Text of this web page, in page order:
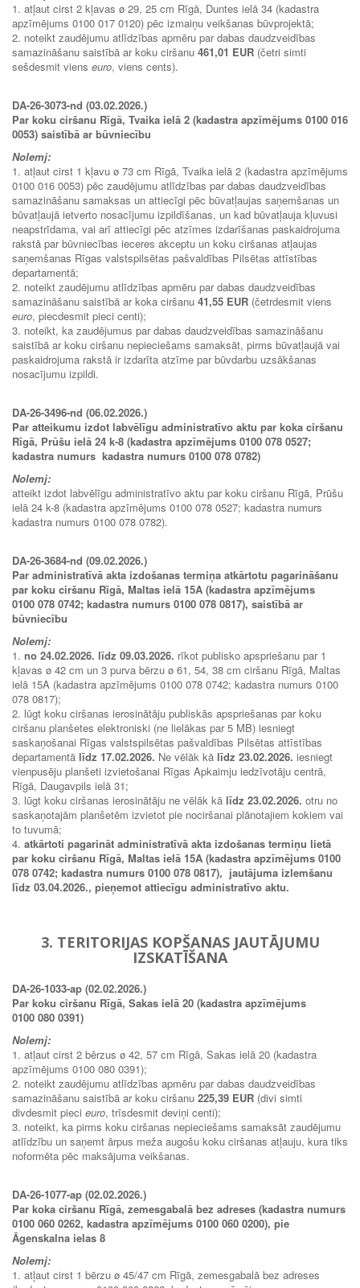
1. atļaut cirst 2 kļavas ø 29, 25 cm Rīgā, Duntes ielā 34 (kadastra
apzīmējums 0100 017 0120) pēc izmaiņu veikšanas būvprojektā;
2. noteikt zaudējumu atlīdzības apmēru par dabas daudzveidības
samazināšanu saistībā ar koku ciršanu 461,01 EUR (četri simti
sešdesmit viens euro, viens cents).
DA-26-3073-nd (03.02.2026.)
Par koku ciršanu Rīgā, Tvaika ielā 2 (kadastra apzīmējums 0100 016
0053) saistībā ar būvniecību
Nolemj:
1. atļaut cirst 1 kļavu ø 73 cm Rīgā, Tvaika ielā 2 (kadastra apzīmējums
0100 016 0053) pēc zaudējumu atlīdzības par dabas daudzveidības
samazināšanu samaksas un attiecīgi pēc būvatļaujas saņemšanas un
būvatļaujā ietverto nosacījumu izpildīšanas, un kad būvatļauja kļuvusi
neapstrīdama, vai arī attiecīgi pēc atzīmes izdarīšanas paskaidrojuma
rakstā par būvniecības ieceres akceptu un koku ciršanas atļaujas
saņemšanas Rīgas valstspilsētas pašvaldības Pilsētas attīstības
departamentā;
2. noteikt zaudējumu atlīdzības apmēru par dabas daudzveidības
samazināšanu saistībā ar koka ciršanu 41,55 EUR (četrdesmit viens
euro, piecdesmit pieci centi);
3. noteikt, ka zaudējumus par dabas daudzveidības samazināšanu
saistībā ar koku ciršanu nepieciešams samaksāt, pirms būvatļaujā vai
paskaidrojuma rakstā ir izdarīta atzīme par būvdarbu uzsākšanas
nosacījumu izpildi.
DA-26-3496-nd (06.02.2026.)
Par atteikumu izdot labvēlīgu administratīvo aktu par koka ciršanu
Rīgā, Prūšu ielā 24 k-8 (kadastra apzīmējums 0100 078 0527;
kadastra numurs kadastra numurs 0100 078 0782)
Nolemj:
atteikt izdot labvēlīgu administratīvo aktu par koku ciršanu Rīgā, Prūšu
ielā 24 k-8 (kadastra apzīmējums 0100 078 0527; kadastra numurs
kadastra numurs 0100 078 0782).
DA-26-3684-nd (09.02.2026.)
Par administratīvā akta izdošanas termiņa atkārtotu pagarināšanu
par koku ciršanu Rīgā, Maltas ielā 15A (kadastra apzīmējums
0100 078 0742; kadastra numurs 0100 078 0817), saistībā ar
būvniecību
Nolemj:
1. no 24.02.2026. līdz 09.03.2026. rīkot publisko apspriešanu par 1
kļavas ø 42 cm un 3 purva bērzu ø 61, 54, 38 cm ciršanu Rīgā, Maltas
ielā 15A (kadastra apzīmējums 0100 078 0742; kadastra numurs 0100
078 0817);
2. lūgt koku ciršanas ierosinātāju publiskās apspriešanas par koku
ciršanu planšetes elektroniski (ne lielākas par 5 MB) iesniegt
saskaņošanai Rīgas valstspilsētas pašvaldības Pilsētas attīstības
departamentā līdz 17.02.2026. Ne vēlāk kā līdz 23.02.2026. iesniegt
vienpusēju planšeti izvietošanai Rīgas Apkaimju iedzīvotāju centrā,
Rīgā, Daugavpils ielā 31;
3. lūgt koku ciršanas ierosinātāju ne vēlāk kā līdz 23.02.2026. otru no
saskaņotajām planšetēm izvietot pie nociršanai plānotajiem kokiem vai
to tuvumā;
4. atkārtoti pagarināt administratīvā akta izdošanas termiņu lietā
par koku ciršanu Rīgā, Maltas ielā 15A (kadastra apzīmējums 0100
078 0742; kadastra numurs 0100 078 0817), jautājuma izlemšanu
līdz 03.04.2026., pieņemot attiecīgu administratīvo aktu.
3. TERITORIJAS KOPŠANAS JAUTĀJUMU
IZSKATĪŠANA
DA-26-1033-ap (02.02.2026.)
Par koku ciršanu Rīgā, Sakas ielā 20 (kadastra apzīmējums
0100 080 0391)
Nolemj:
1. atļaut cirst 2 bērzus ø 42, 57 cm Rīgā, Sakas ielā 20 (kadastra
apzīmējums 0100 080 0391);
2. noteikt zaudējumu atlīdzības apmēru par dabas daudzveidības
samazināšanu saistībā ar koku ciršanu 225,39 EUR (divi simti
divdesmit pieci euro, trīsdesmit deviņi centi);
3. noteikt, ka pirms koku ciršanas nepieciešams samaksāt zaudējumu
atlīdzību un saņemt ārpus meža augošu koku ciršanas atļauju, kura tiks
noformēta pēc maksājuma veikšanas.
DA-26-1077-ap (02.02.2026.)
Par koka ciršanu Rīgā, zemesgabalā bez adreses (kadastra numurs
0100 060 0262, kadastra apzīmējums 0100 060 0200), pie
Āgenskalna ielas 8
Nolemj:
1. atļaut cirst 1 bērzu ø 45/47 cm Rīgā, zemesgabalā bez adreses